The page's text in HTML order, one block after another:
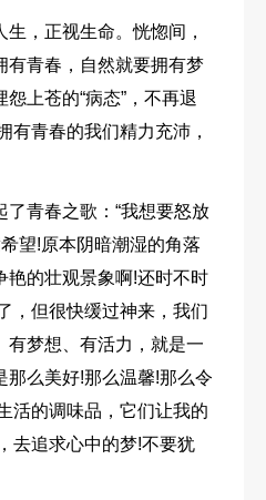
，正视生命。恍惚间，
有青春，自然就要拥有梦
上苍的“病态”，不再退
有青春的我们精力充沛，
青春之歌：“我想要怒放
望!原本阴暗潮湿的角落
艳的壮观景象啊!还时不时
，但很快缓过神来，我们
有梦想、有活力，就是一
那么美好!那么温馨!那么令
活的调味品，它们让我的
去追求心中的梦!不要犹